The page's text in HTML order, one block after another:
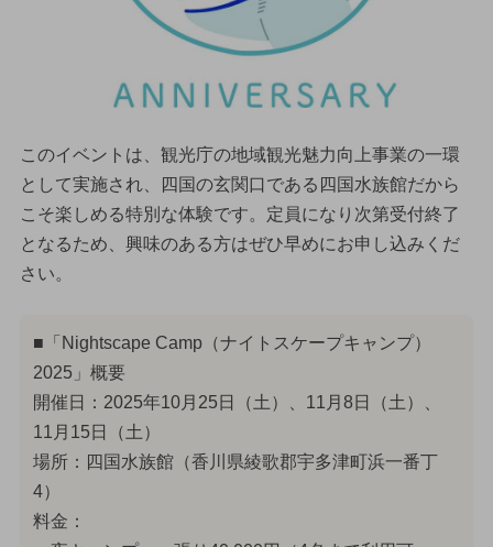
このイベントは、観光庁の地域観光魅力向上事業の一環
として実施され、四国の玄関口である四国水族館だから
こそ楽しめる特別な体験です。定員になり次第受付終了
となるため、興味のある方はぜひ早めにお申し込みくだ
さい。
■「Nightscape Camp（ナイトスケープキャンプ）
2025」概要
開催日：2025年10月25日（土）、11月8日（土）、
11月15日（土）
場所：四国水族館（香川県綾歌郡宇多津町浜一番丁
4）
料金：